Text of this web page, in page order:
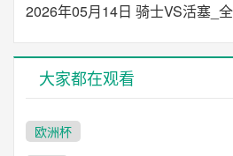
2026年05月14日 骑士VS活塞_
大家都在观看
欧洲杯